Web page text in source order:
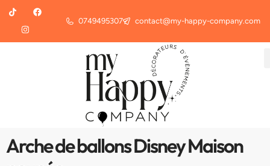
0749495307 contact@my-happy-company.com
Arche de ballons Disney Maison